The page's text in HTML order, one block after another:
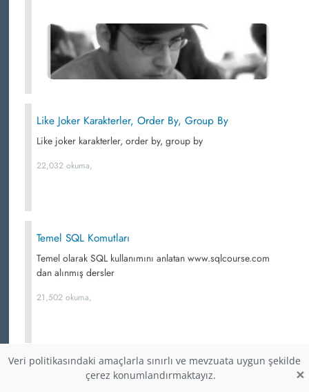
Like Joker Karakterler, Order By, Group By
Like joker karakterler, order by, group by
22,032 okuma,
Temel SQL Komutları
Temel olarak SQL kullanımını anlatan www.sqlcourse.com
dan alınmış dersler
21,502 okuma,
Veri Tabanları Karşılaştırması
Veri politikasındaki amaçlarla sınırlı ve mevzuata uygun şekilde
çerez konumlandırmaktayız.
×